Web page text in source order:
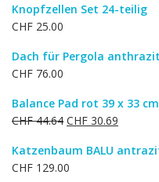
Knopfzellen Set 24-teilig
CHF 25.00
Dach für Pergola
CHF 76.00
Balance Pad rot 39 x 33 cm
CHF44.64 Ursprünglicher
war:
CHF 44.64
CHF 30.69
ist:
Katzenbaum BALU
CHF 129.00